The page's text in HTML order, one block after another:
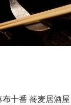
十番 蕎麦居酒屋